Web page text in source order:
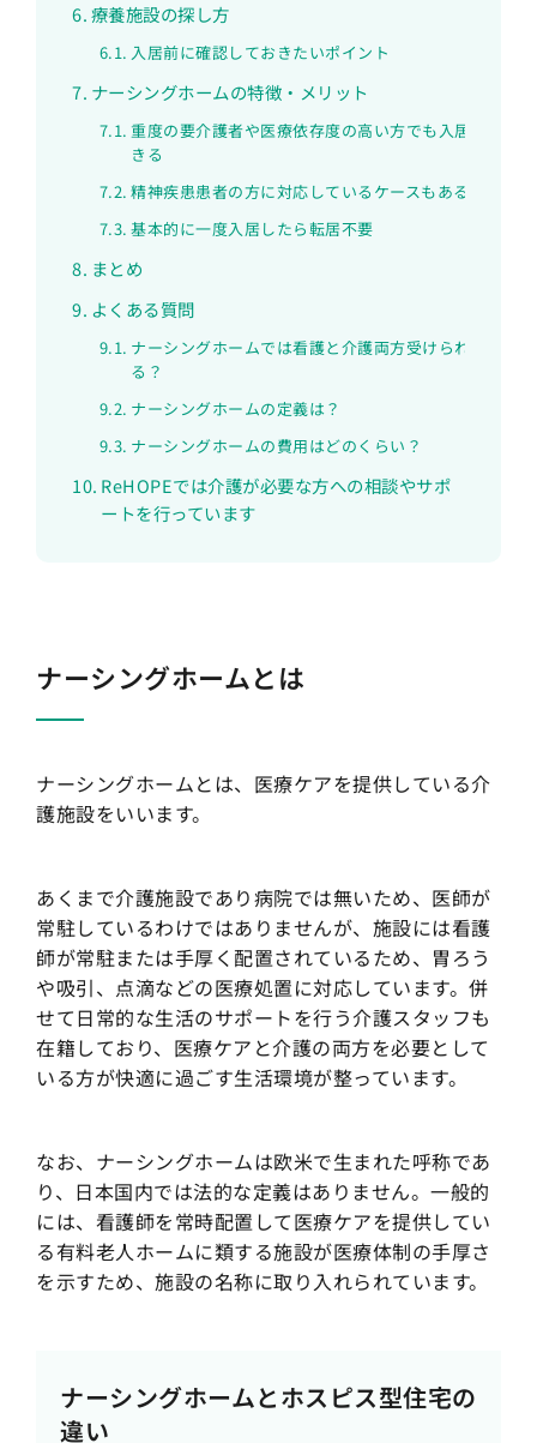
療養施設の探し方
入居前に確認しておきたいポイント
ナーシングホームの特徴・メリット
重度の要介護者や医療依存度の高い方でも入居で
きる
精神疾患患者の方に対応しているケースもある
基本的に一度入居したら転居不要
まとめ
よくある質問
ナーシングホームでは看護と介護両方受けられ
る？
ナーシングホームの定義は？
ナーシングホームの費用はどのくらい？
ReHOPEでは介護が必要な方への相談やサポ
ートを行っています
ナーシングホームとは
ナーシングホームとは、医療ケアを提供している介
護施設をいいます。
あくまで介護施設であり病院では無いため、医師が
常駐しているわけではありませんが、施設には看護
師が常駐または手厚く配置されているため、胃ろう
や吸引、点滴などの医療処置に対応しています。併
せて日常的な生活のサポートを行う介護スタッフも
在籍しており、医療ケアと介護の両方を必要として
いる方が快適に過ごす生活環境が整っています。
なお、ナーシングホームは欧米で生まれた呼称であ
り、日本国内では法的な定義はありません。一般的
には、看護師を常時配置して医療ケアを提供してい
る有料老人ホームに類する施設が医療体制の手厚さ
を示すため、施設の名称に取り入れられています。
ナーシングホームとホスピス型住宅の
違い